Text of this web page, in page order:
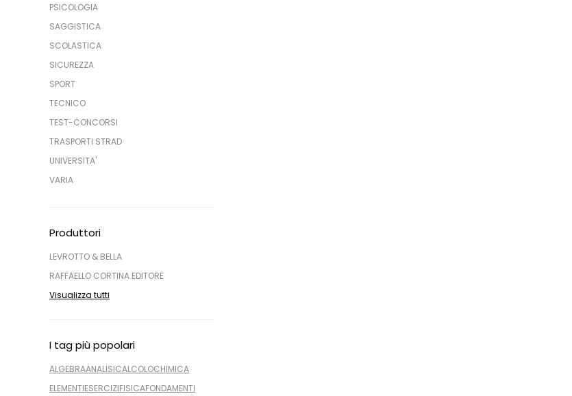
PSICOLOGIA
SAGGISTICA
SCOLASTICA
SICUREZZA
SPORT
TECNICO
TEST-CONCORSI
TRASPORTI STRAD
UNIVERSITA'
VARIA
Produttori
LEVROTTO & BELLA
RAFFAELLO CORTINA EDITORE
Visualizza tutti
I tag più popolari
ALGEBRAANALISICALCOLOCHIMICA
ELEMENTIESERCIZIFISICAFONDAMENTI